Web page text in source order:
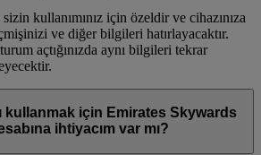
kullanımınız için özeldir ve cihazınıza
ve diğer bilgileri hatırlayacaktır.
açtığınızda aynı bilgileri tekrar
kullanmak için Emirates Skywards
ihtiyacım var mı?